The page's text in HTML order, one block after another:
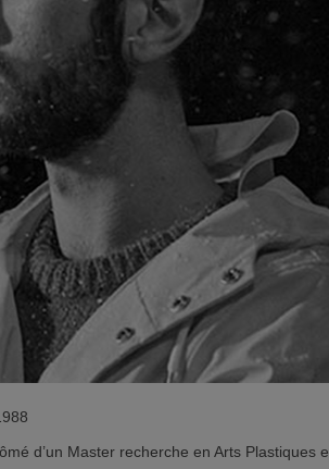
d’un Master recherche en Arts Plastiques